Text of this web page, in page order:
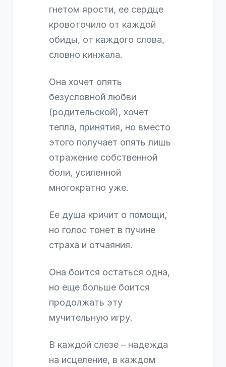
гнетом ярости, ее сердце
кровоточило от каждой
обиды, от каждого слова,
словно кинжала.
Она хочет опять
безусловной любви
(родительской), хочет
тепла, принятия, но вместо
этого получает опять лишь
отражение собственной
боли, усиленной
многократно уже.
Ее душа кричит о помощи,
но голос тонет в пучине
страха и отчаяния.
Она боится остаться одна,
но еще больше боится
продолжать эту
мучительную игру.
В каждой слезе – надежда
на исцеление, в каждом